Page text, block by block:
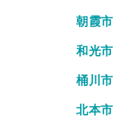
朝霞市
和光市
桶川市
北本市